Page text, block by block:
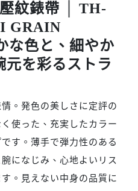
紋錶帶 │ TH-
GRAIN
な色と、細やか
元を彩るストラ
。発色の美しさに定評の
使った、充実したカラー
す。薄手で弾力性のある
になじみ、心地よいリス
。見えない中身の品質に